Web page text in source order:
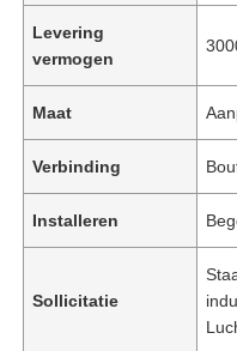
Levering
vermogen
Maat
Verbinding
Installeren
Sollicitatie